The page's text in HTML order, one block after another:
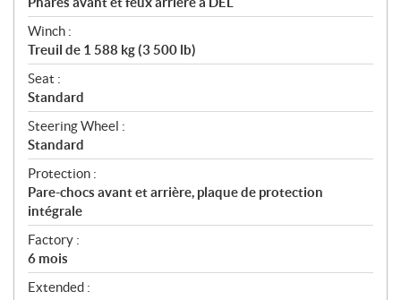
Winch :
Treuil de 1 588 kg (3 500 lb)
Seat :
Standard
Steering Wheel :
Standard
Protection :
Pare-chocs avant et arrière, plaque de protection
intégrale
Factory :
6 mois
Extended :